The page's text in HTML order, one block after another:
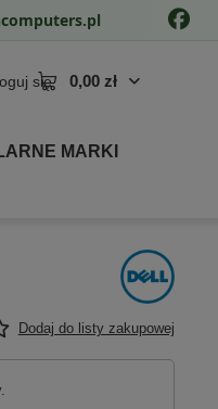
się 0,00 zł
MARKI
Dodaj do listy zakupowej